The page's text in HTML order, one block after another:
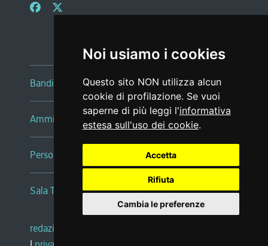
Noi usiamo i cookies
Questo sito NON utilizza alcun
cookie di profilazione. Se vuoi
saperne di più leggi l'informativa
estesa sull'uso dei cookie.
Accetta
Rifiuta
Cambia le preferenze
Bandi e avvisi
Amministrazione trasparente
Persone e Uffici
Sala Tiziano Tessitori
redazione web